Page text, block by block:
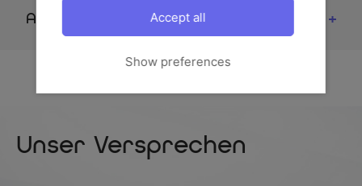
Artikelmerkmale & Materialien
Unser Versprechen
Show preferences
Accept all